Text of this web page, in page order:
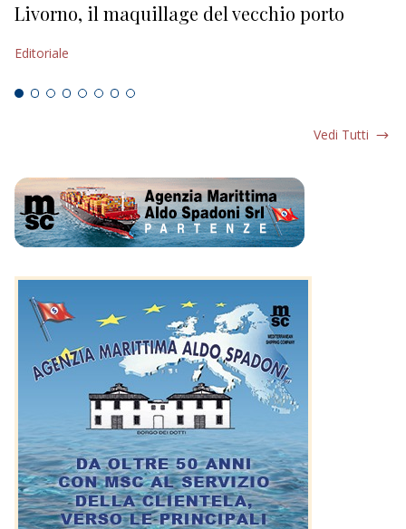
Livorno, il maquillage del vecchio porto
Editoriale
Vedi Tutti